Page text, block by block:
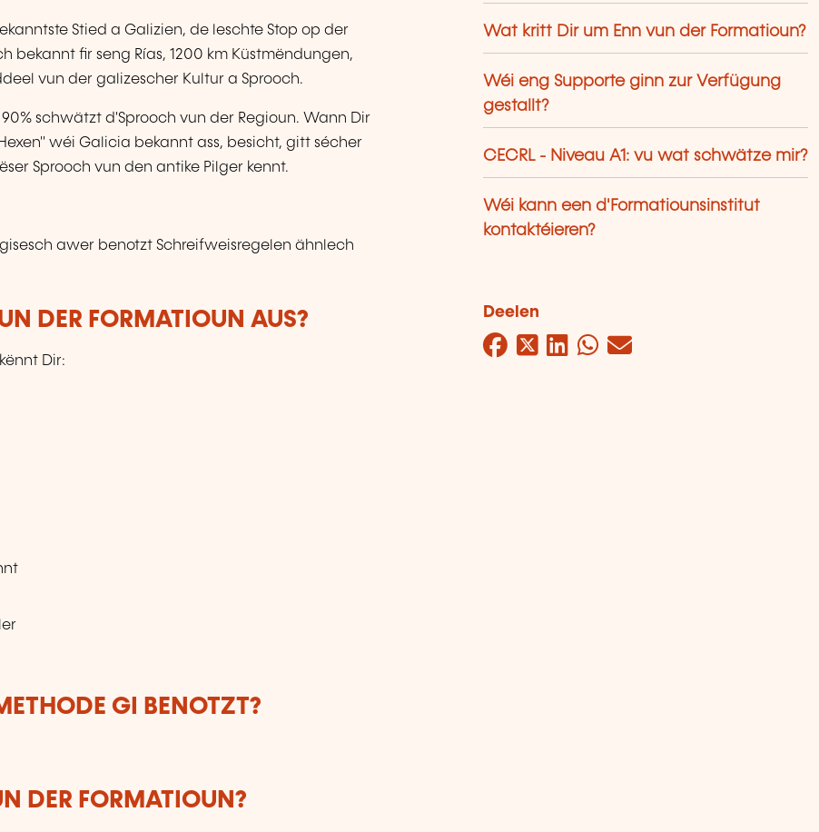
Stied a Galizien, de leschte Stop op der
bekannt fir seng Rías, 1200 km Küstmëndungen,
vun der galizescher Kultur a Sprooch.
schwätzt d'Sprooch vun der Regioun. Wann Dir
wéi Galicia bekannt ass, besicht, gitt sécher
Sprooch vun den antike Pilger kennt.
awer benotzt Schreifweisregelen ähnlech
DER FORMATIOUN AUS?
Dir:
GI BENOTZT?
DER FORMATIOUN?
Wat kritt Dir um Enn vun der Formatioun?
Wéi eng Supporte ginn zur Verfügung
gestallt?
CECRL - Niveau A1: vu wat schwätze mir?
Wéi kann een d'Formatiounsinstitut
kontaktéieren?
Deelen
Facebook
Twitter
LinkedIn
WhatsApp
Mail